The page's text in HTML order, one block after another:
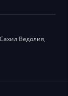
Ведолия,